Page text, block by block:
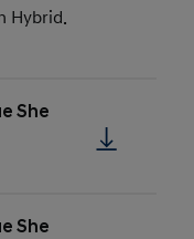
Hybrid.
She
She